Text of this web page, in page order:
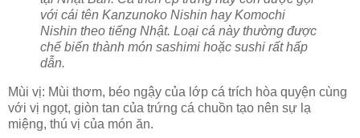
với cái tên Kanzunoko Nishin hay Komochi
Nishin theo tiếng Nhật. Loại cá này thường được
chế biến thành món sashimi hoặc sushi rất hấp
dẫn.
Mùi vị: Mùi thơm, béo ngậy của lớp cá trích hòa quyện cùng
với vị ngọt, giòn tan của trứng cá chuồn tạo nên sự lạ
miệng, thú vị của món ăn.